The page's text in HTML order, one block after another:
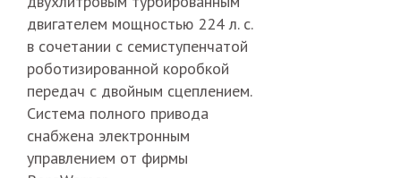
двигателем мощностью 224 л. с.
в сочетании с семиступенчатой
роботизированной коробкой
передач с двойным сцеплением.
Система полного привода
снабжена электронным
управлением от фирмы